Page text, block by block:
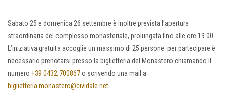
Sabato 25 e domenica 26 settembre è inoltre prevista l’apertura
straordinaria del complesso monasteriale, prolungata fino alle ore 19.00.
L’iniziativa gratuita accoglie un massimo di 25 persone: per partecipare è
necessario prenotarsi presso la biglietteria del Monastero chiamando il
numero +39 0432 700867o scrivendo una mail a
biglietteria.monastero@cividale.net